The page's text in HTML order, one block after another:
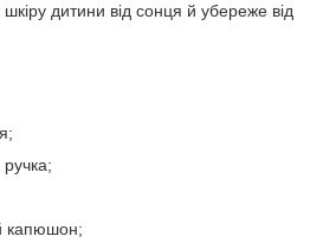
шкіру дитини від сонця й убереже від
ручка;
капюшон;